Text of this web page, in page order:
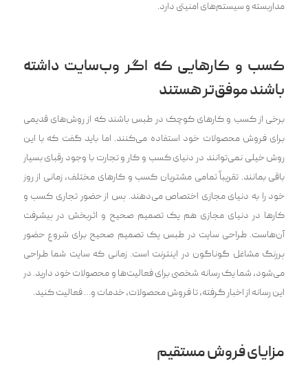
مداربسته و سیستم‌های امنیتی دارد.
کسب و کارهایی که اگر وب‌سایت داشته
باشند موفق‌تر هستند
برخی از کسب و کارهای کوچک در طبس باشند که از روش‌های قدیمی
برای فروش محصولات خود استفاده می‌کنند. اما باید گفت که با این
روش خیلی نمی‌توانند در دنیای کسب و کار و تجارت با وجود رقبای بسیار
باقی بمانند. تقریباً تمامی مشتریان کسب و کارهای مختلف، زمانی از روز
خود را به دنیای مجازی اختصاص می‌دهند. پس از حضور تجاری کسب و
کارها در دنیای مجازی هم یک تصمیم صحیح و اثربخش در پیشرفت
آن‌هاست. طراحی سایت در طبس یک تصمیم صحیح برای شروع حضور
پررنگ مشاغل گوناگون در اینترنت است. زمانی که سایت شما طراحی
می‌شود، شما یک رسانه شخصی برای فعالیت‌ها و محصولات خود دارید. در
این رسانه از اخبار گرفته، تا فروش محصولات، خدمات و… فعالیت کنید.
مزایای فروش مستقیم